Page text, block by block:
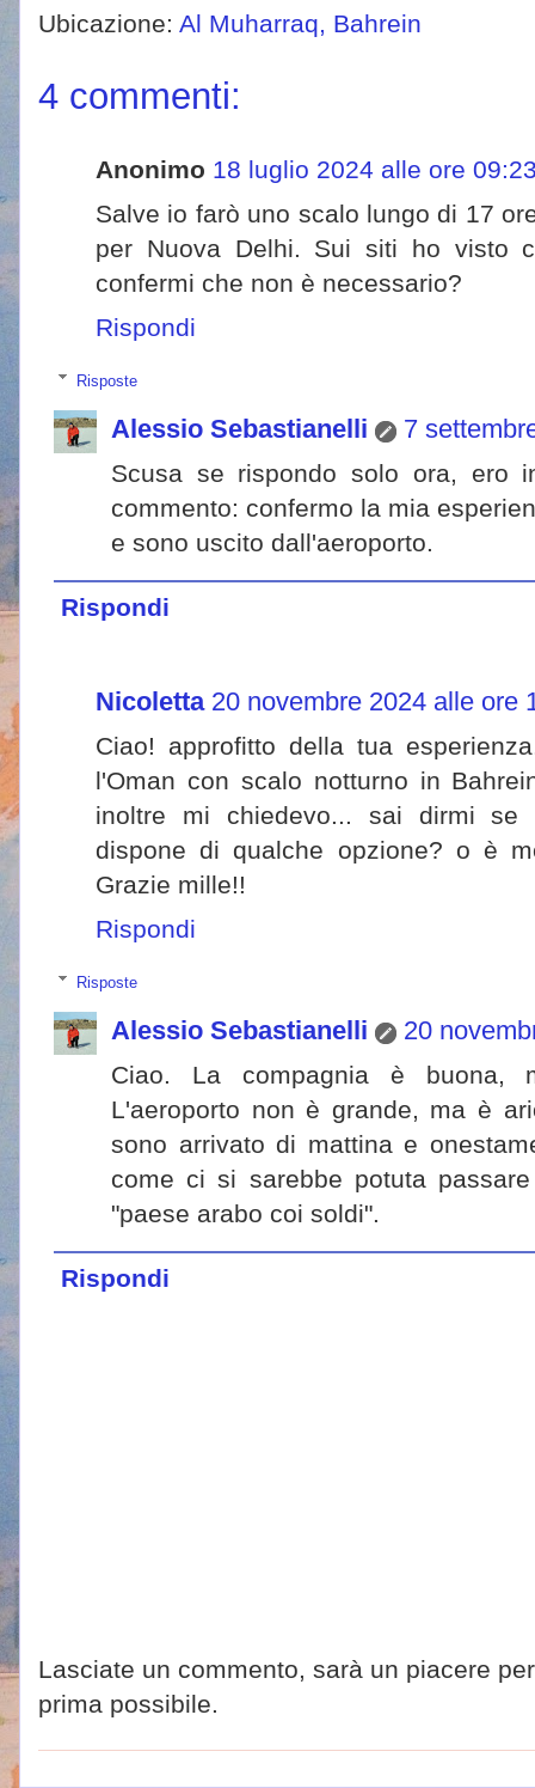
Ubicazione: Al Muharraq, Bahrein
4 commenti:
Anonimo 18 luglio 2024 alle ore
Salve io farò uno scalo lungo di 17
per Nuova Delhi. Sui siti ho visto
confermi che non è necessario?
Rispondi
Risposte
Alessio Sebastianelli 7
Scusa se rispondo solo ora, ero
commento: confermo la mia
e sono uscito dall'aeroporto.
Rispondi
Nicoletta 20 novembre 2024 alle ore
Ciao! approfitto della tua
l'Oman con scalo notturno in
inoltre mi chiedevo... sai dirmi se
dispone di qualche opzione? o è
Grazie mille!!
Rispondi
Risposte
Alessio Sebastianelli 20
Ciao. La compagnia è buona,
L'aeroporto non è grande, ma è
sono arrivato di mattina e
come ci si sarebbe potuta
"paese arabo coi soldi".
Rispondi
Lasciate un commento, sarà un piacere
prima possibile.